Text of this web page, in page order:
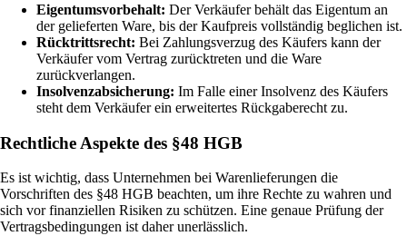
Eigentumsvorbehalt: Der Verkäufer behält das Eigentum an
der gelieferten Ware, bis der Kaufpreis vollständig beglichen ist.
Rücktrittsrecht: Bei Zahlungsverzug des Käufers kann der
Verkäufer vom Vertrag zurücktreten und die Ware
zurückverlangen.
Insolvenzabsicherung: Im Falle einer Insolvenz des Käufers
steht dem Verkäufer ein erweitertes Rückgaberecht zu.
Rechtliche Aspekte des §48 HGB
Es ist wichtig, dass Unternehmen bei Warenlieferungen die
Vorschriften des §48 HGB beachten, um ihre Rechte zu wahren und
sich vor finanziellen Risiken zu schützen. Eine genaue Prüfung der
Vertragsbedingungen ist daher unerlässlich.